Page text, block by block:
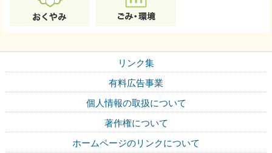
リンク集
有料広告事業
個人情報の取扱について
著作権について
ホームページのリンクについて